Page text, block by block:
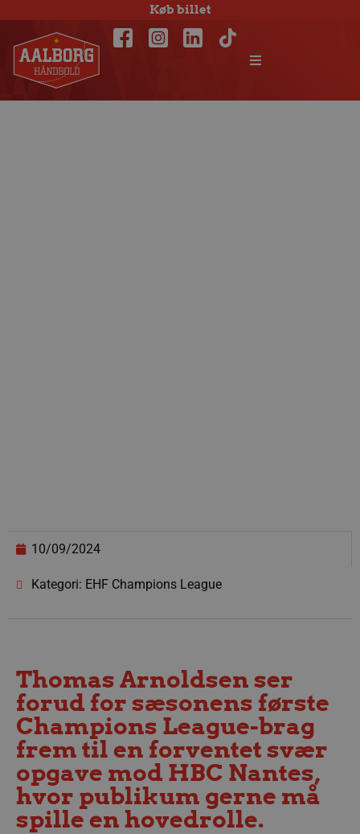
Køb billet
10/09/2024
Kategori: EHF Champions League
Thomas Arnoldsen ser
forud for sæsonens første
Champions League-brag
frem til en forventet svær
opgave mod HBC Nantes,
hvor publikum gerne må
spille en hovedrolle.